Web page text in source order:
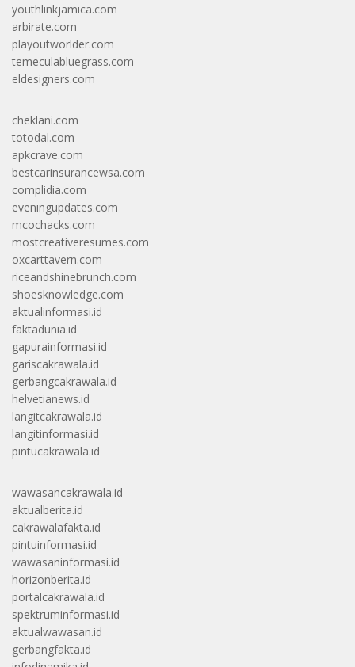
youthlinkjamica.com
arbirate.com
playoutworlder.com
temeculabluegrass.com
eldesigners.com
cheklani.com
totodal.com
apkcrave.com
bestcarinsurancewsa.com
complidia.com
eveningupdates.com
mcochacks.com
mostcreativeresumes.com
oxcarttavern.com
riceandshinebrunch.com
shoesknowledge.com
aktualinformasi.id
faktadunia.id
gapurainformasi.id
gariscakrawala.id
gerbangcakrawala.id
helvetianews.id
langitcakrawala.id
langitinformasi.id
pintucakrawala.id
wawasancakrawala.id
aktualberita.id
cakrawalafakta.id
pintuinformasi.id
wawasaninformasi.id
horizonberita.id
portalcakrawala.id
spektruminformasi.id
aktualwawasan.id
gerbangfakta.id